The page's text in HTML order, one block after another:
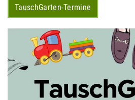
TauschGarten-Termine